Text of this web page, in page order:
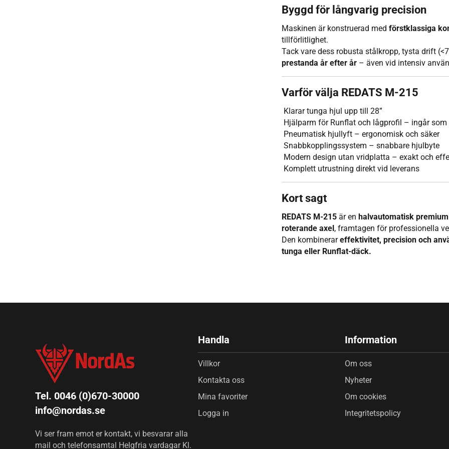
Byggd för långvarig precision
Maskinen är konstruerad med förstklassiga
tillförlitlighet.
Tack vare dess robusta stålkropp, tysta drift
prestanda år efter år– även vid intensiv
Varför välja REDATS M-215
Klarar tunga hjul upp till 28”
Hjälparm för Runflat och lågprofil – ingår som
Pneumatisk hjullyft – ergonomisk och säker
Snabbkopplingssystem – snabbare hjulbyte
Modern design utan vridplatta – exakt och
Komplett utrustning direkt vid leverans
Kort sagt
REDATS M-215är en halvautomatisk
roterande axel , framtagen för professionella
Den kombinerareffektivitet, precision och
tunga eller Runflat-däck.
Tel. 0046 (0)670-30000
info@nordas.se
Vi ser fram emot er kontakt, vi besvarar alla
mail och telefonsamtal Helgfria vardagar Kl.
Handla
Villkor
Kontakta oss
Mina favoriter
Logga in
Information
Om oss
Nyheter
Om cookies
Integritetspolicy